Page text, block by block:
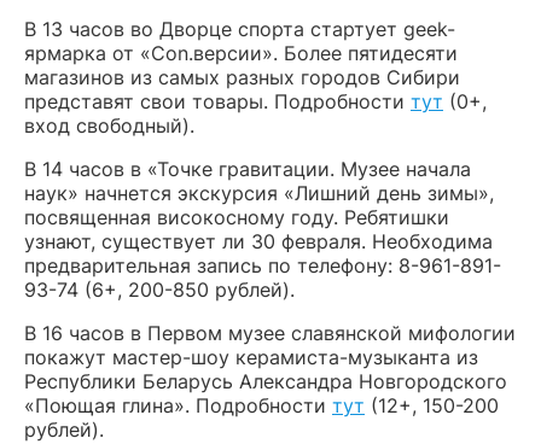
В 13 часов во Дворце спорта стартует geek-
ярмарка от «Con.версии». Более пятидесяти
магазинов из самых разных городов Сибири
представят свои товары. Подробности тут (0+,
вход свободный).
В 14 часов в «Точке гравитации. Музее начала
наук» начнется экскурсия «Лишний день зимы»,
посвященная високосному году. Ребятишки
узнают, существует ли 30 февраля. Необходима
предварительная запись по телефону: 8-961-891-
93-74 (6+, 200-850 рублей).
В 16 часов в Первом музее славянской мифологии
покажут мастер-шоу керамиста-музыканта из
Республики Беларусь Александра Новгородского
«Поющая глина». Подробности тут (12+, 150-200
рублей).